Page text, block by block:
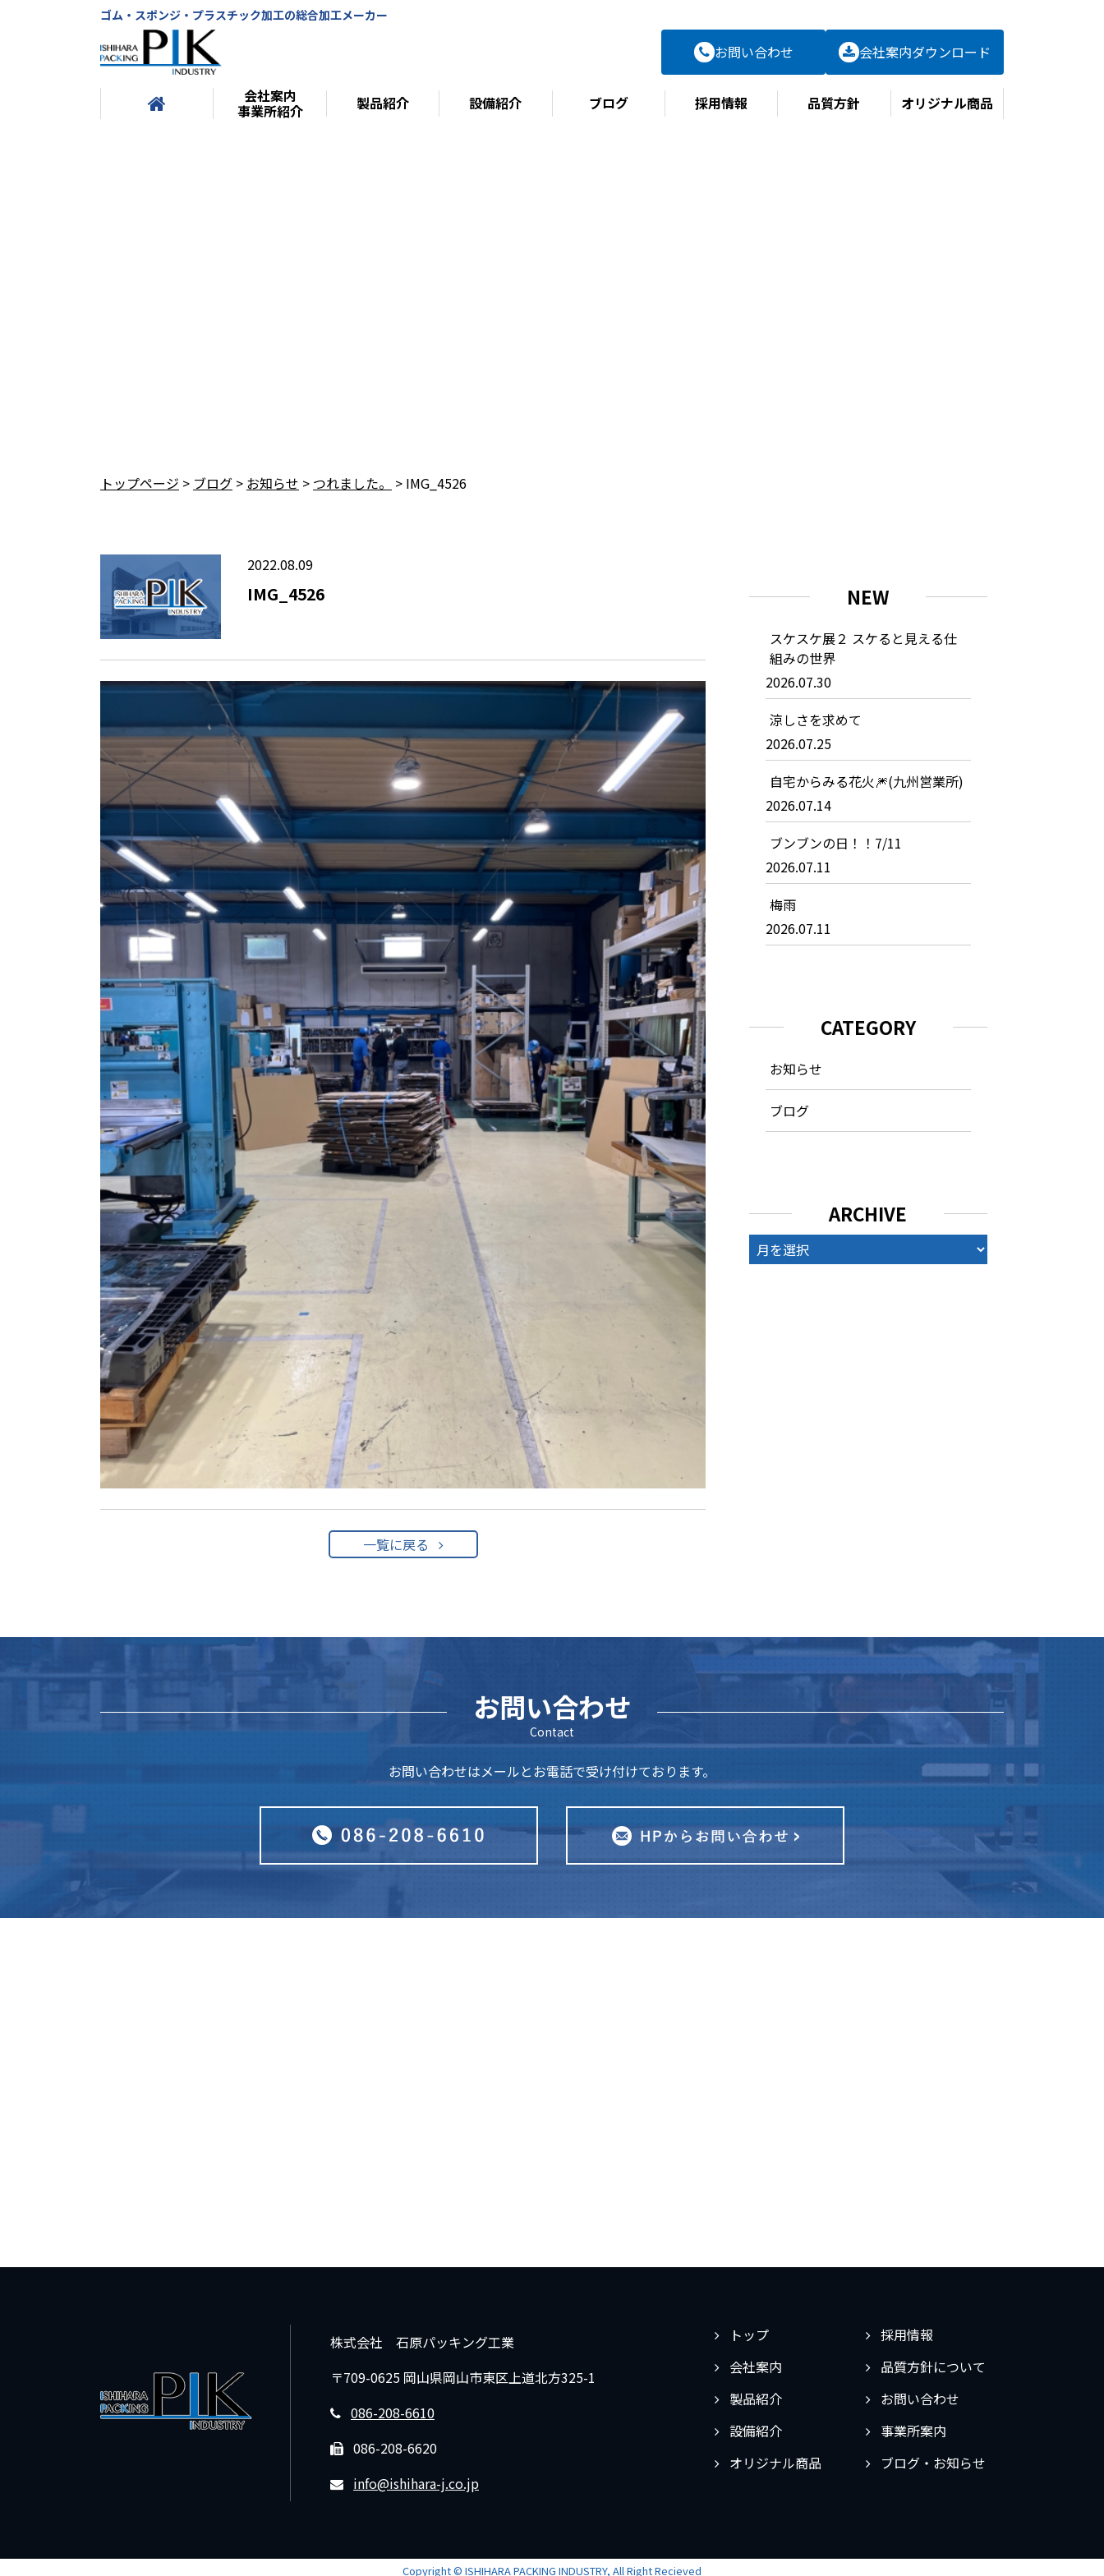
ゴム・スポンジ・プラスチック加工の総合加工メーカー
お問い合わせ 会社案内ダウンロード
会社案内
事業所紹介 製品紹介 設備紹介 ブログ 採用情報 品質方針 オリジナル商品
トップページ > ブログ > お知らせ > つれました。 > IMG_4526
2022.08.09
IMG_4526
一覧に戻る
NEW
スケスケ展２ スケると見える仕
組みの世界
2026.07.30
涼しさを求めて
2026.07.25
自宅からみる花火🎆(九州営業所)
2026.07.14
ブンブンの日！！7/11
2026.07.11
梅雨
2026.07.11
CATEGORY
お知らせ
ブログ
ARCHIVE
ARCHIVE
お問い合わせ
Contact
お問い合わせはメールとお電話で受け付けております。
トップ
会社案内
製品紹介
設備紹介
オリジナル商品
採用情報
品質方針について
お問い合わせ
事業所案内
ブログ・お知らせ
株式会社 石原パッキング工業
〒709-0625 岡山県岡山市東区上道北方325-1
086-208-6610
086-208-6620
info@ishihara-j.co.jp
Copyright © ISHIHARA PACKING INDUSTRY, All Right Recieved